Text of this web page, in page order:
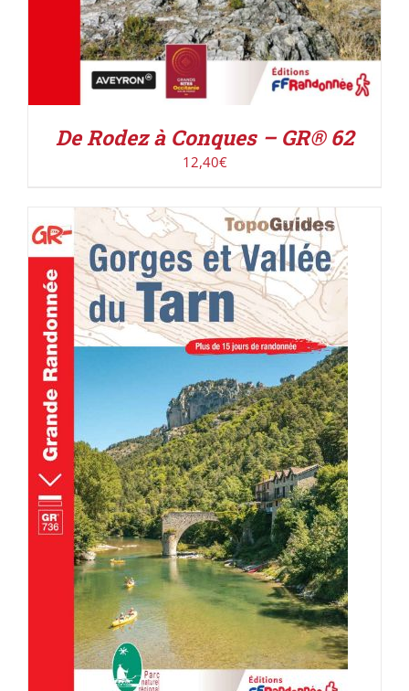
De Rodez à Conques – GR® 62
12,40€
AJOUTER AU PANIER / DÉTAILS